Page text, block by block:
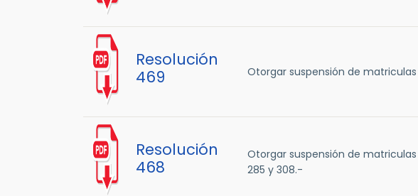
Resolución
469
Otorgar suspensión de matriculas
Resolución
468
Otorgar suspensión de matriculas
285 y 308.-